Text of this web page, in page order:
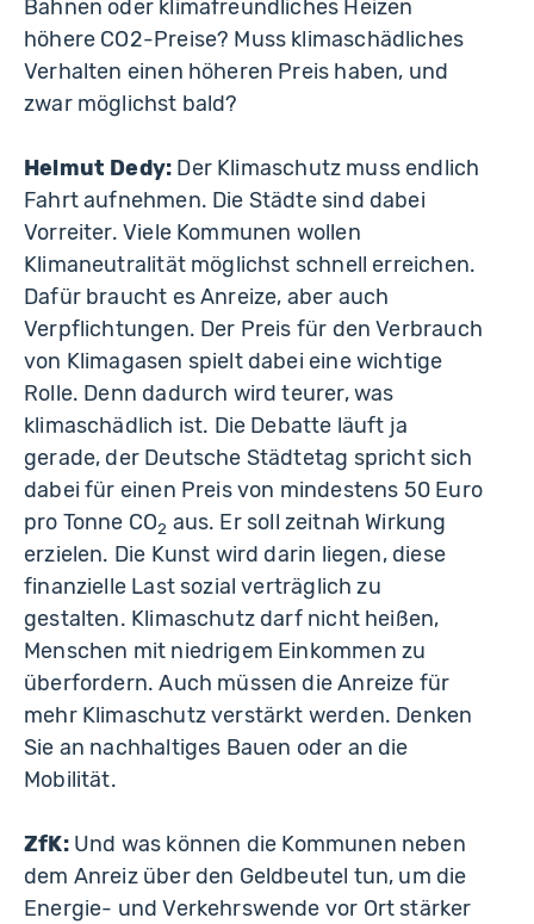
Bahnen oder klimafreundliches Heizen
höhere CO2-Preise? Muss klimaschädliches
Verhalten einen höheren Preis haben, und
zwar möglichst bald?
Helmut Dedy: Der Klimaschutz muss endlich
Fahrt aufnehmen. Die Städte sind dabei
Vorreiter. Viele Kommunen wollen
Klimaneutralität möglichst schnell erreichen.
Dafür braucht es Anreize, aber auch
Verpflichtungen. Der Preis für den Verbrauch
von Klimagasen spielt dabei eine wichtige
Rolle. Denn dadurch wird teurer, was
klimaschädlich ist. Die Debatte läuft ja
gerade, der Deutsche Städtetag spricht sich
dabei für einen Preis von mindestens 50 Euro
pro Tonne CO2 aus. Er soll zeitnah Wirkung
erzielen. Die Kunst wird darin liegen, diese
finanzielle Last sozial verträglich zu
gestalten. Klimaschutz darf nicht heißen,
Menschen mit niedrigem Einkommen zu
überfordern. Auch müssen die Anreize für
mehr Klimaschutz verstärkt werden. Denken
Sie an nachhaltiges Bauen oder an die
Mobilität.
ZfK: Und was können die Kommunen neben
dem Anreiz über den Geldbeutel tun, um die
Energie- und Verkehrswende vor Ort stärker